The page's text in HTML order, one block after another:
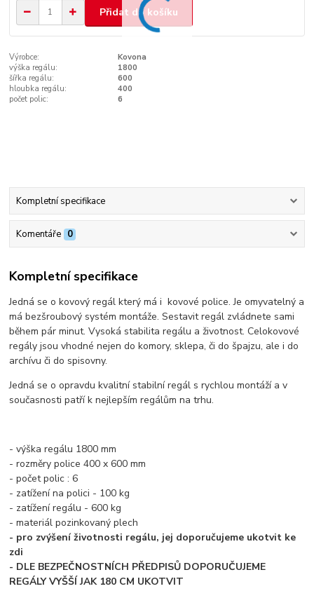
Přidat do košíku
Výrobce:
Kovona
výška regálu:
1800
šířka regálu:
600
hloubka regálu:
400
počet polic:
6
Kompletní specifikace
Komentáře 0
Kompletní specifikace
Jedná se o kovový regál který má i kovové police. Je omyvatelný a
má bezšroubový systém montáže. Sestavit regál zvládnete sami
během pár minut. Vysoká stabilita regálu a životnost. Celokovové
regály jsou vhodné nejen do komory, sklepa, či do špajzu, ale i do
archívu či do spisovny.
Jedná se o opravdu kvalitní stabilní regál s rychlou montáží a v
současnosti patří k nejlepším regálům na trhu.
- výška regálu 1800 mm
- rozměry police 400 x 600 mm
- počet polic : 6
- zatížení na polici - 100 kg
- zatížení regálu - 600 kg
- materiál pozinkovaný plech
- pro zvýšení životnosti regálu, jej doporučujeme ukotvit ke
zdi
- DLE BEZPEČNOSTNÍCH PŘEDPISŮ DOPORUČUJEME
REGÁLY VYŠŠÍ JAK 180 CM UKOTVIT